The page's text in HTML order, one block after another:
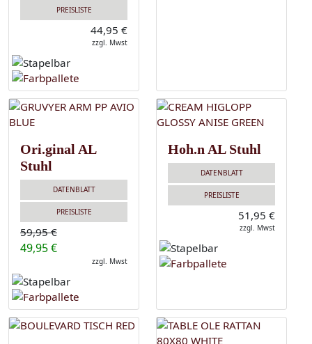
PREISLISTE
44,95 €
zzgl. Mwst
Ori.ginal AL
Stuhl
DATENBLATT
PREISLISTE
59,95 €
49,95 €
zzgl. Mwst
Hoh.n AL Stuhl
DATENBLATT
PREISLISTE
51,95 €
zzgl. Mwst